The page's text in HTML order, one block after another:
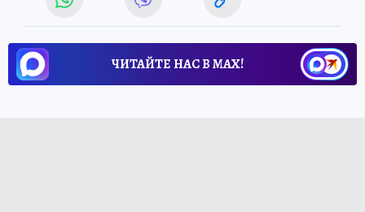
ЧИТАЙТЕ НАС В МАХ!